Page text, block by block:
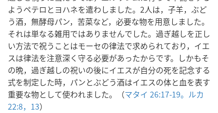
ようペテロとヨハネを遣わしました。2人は，子羊，ぶど
う酒，無酵母パン，苦菜など，必要な物を用意しました。
それは単なる雑用ではありませんでした。過ぎ越しを正し
い方法で祝うことはモーセの律法で求められており，イエ
スは律法を注意深く守る必要があったからです。しかもそ
の晩，過ぎ越しの祝いの後にイエスが自分の死を記念する
式を制定した時，パンとぶどう酒はイエスの体と血を表す
重要な物として使われました。（マタイ 26:17-19。 ルカ
22:8， 13）